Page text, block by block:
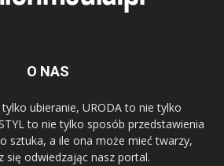
O NAS
ubieranie, URODA to nie tylko
to nie tylko sposób przedstawienia
sztuka, a ile ona może mieć twarzy,
się odwiedzając nasz portal.